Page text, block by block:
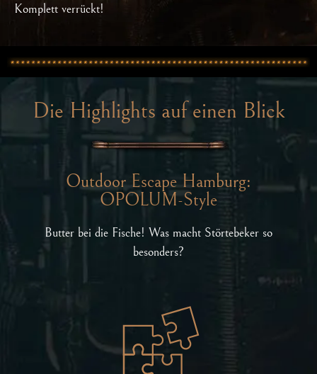
Komplett verrückt!
Die Highlights auf einen Blick
Outdoor Escape Hamburg:
OPOLUM-Style
Butter bei die Fische! Was macht Störtebeker so
besonders?